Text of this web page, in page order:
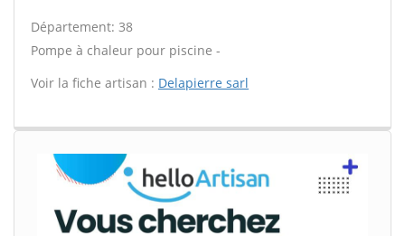
Département: 38
Pompe à chaleur pour piscine -
Voir la fiche artisan : Delapierre sarl